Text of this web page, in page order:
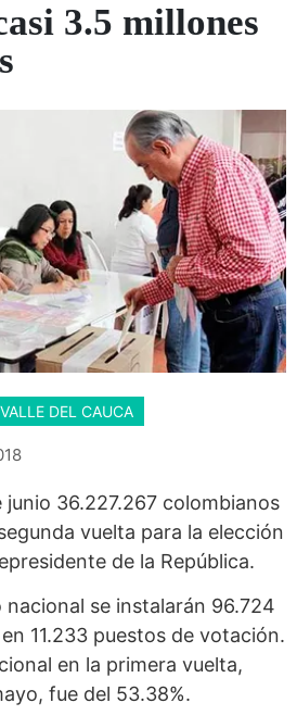
3.5 millones
VALLE DEL CAUCA
junio 36.227.267 colombianos
vuelta para la elección
de la República.
se instalarán 96.724
11.233 puestos de votación.
en la primera vuelta,
fue del 53.38%.